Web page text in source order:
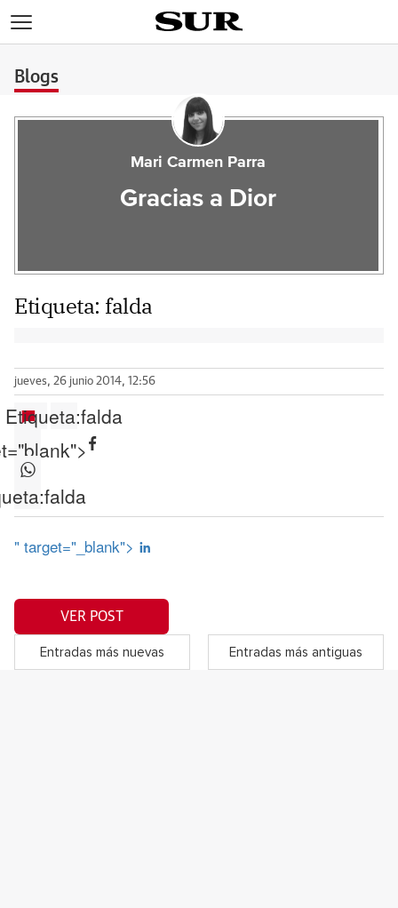
Blogs
Mari Carmen Parra
Gracias a Dior
Etiqueta: falda
jueves, 26 junio 2014, 12:56
Etiqueta:falda
falda
" target="_blank">
VER POST
Entradas más nuevas Entradas más antiguas